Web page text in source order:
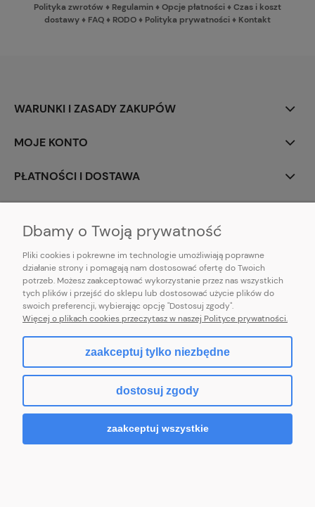
Polityka zwrotów ♦ Regulamin♦Opcje płatności♦Czas i koszt
dostawy♦ FAQ♦ RODO♦ Polityka prywatności♦ Kontakt
WARUNKI I ZASADY ZAKUPÓW
MOJE KONTO
PŁATNOŚCI I DOSTAWA
E-mail:pl101sukienek@gmail.com
101sukienek.pl
ul. Piotrkowska 317/11, Łódź 93-035, woj. łódzkie
pokaż pełną wersję strony
Sklep internetowy Shoper.pl
Dbamy o Twoją prywatność
Pliki cookies i pokrewne im technologie umożliwiają poprawne
działanie strony i pomagają nam dostosować ofertę do Twoich
potrzeb. Możesz zaakceptować wykorzystanie przez nas wszystkich
tych plików i przejść do sklepu lub dostosować użycie plików do
swoich preferencji, wybierając opcję "Dostosuj zgody".
Więcej o plikach cookies przeczytasz w naszej Polityce prywatności.
zaakceptuj tylko niezbędne
dostosuj zgody
zaakceptuj wszystkie